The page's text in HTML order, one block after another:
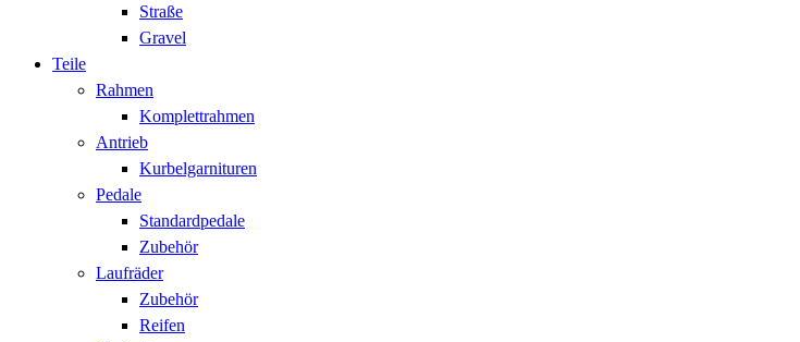
Straße
Gravel
Teile
Rahmen
Komplettrahmen
Antrieb
Kurbelgarnituren
Pedale
Standardpedale
Zubehör
Laufräder
Zubehör
Reifen